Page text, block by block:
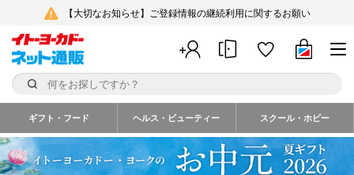
【大切なお知らせ】ご登録情報の継続利用に関するお願い
ギフト・フード ヘルス・ビューティー スクール・ホビー